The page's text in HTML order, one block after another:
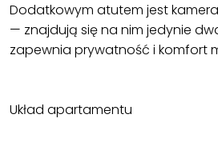
Dodatkowym atutem jest
— znajdują się na nim jedynie
zapewnia prywatność i komfort
Układ apartamentu